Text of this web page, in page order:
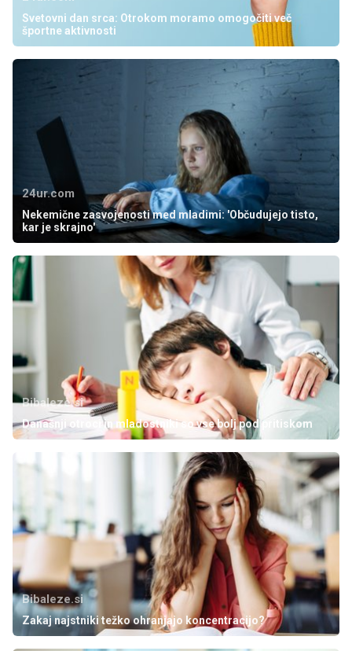
Svetovni dan srca: Otrokom moramo omogočiti več
športne aktivnosti
24ur.com
Nekemične zasvojenosti med mladimi: 'Občudujejo tisto,
kar je skrajno'
Bibaleze.si
Današnji otroci in mladostniki so vse bolj pod pritiskom
Bibaleze.si
Zakaj najstniki težko ohranjajo koncentracijo?